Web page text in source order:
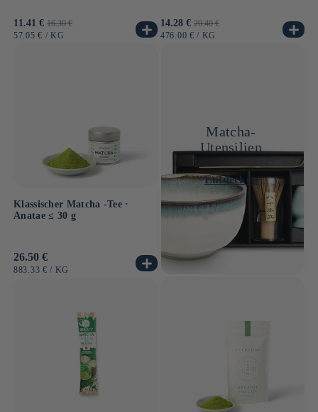
Verkaufspreis
11.41 € Normaler
Preis
16.30 €
GRUNDPREIS
57.05 € / PRO
KG
Verkaufspreis
14.28 € Normaler
Preis
20.40 €
GRUNDPREIS
476.00 € / PRO
KG
Klassischer Matcha -Tee ·
Anatae ≤ 30 g
Normaler
Preis
26.50 €
GRUNDPREIS
883.33 € / PRO
KG
Matcha-
Utensilien
Entdecken